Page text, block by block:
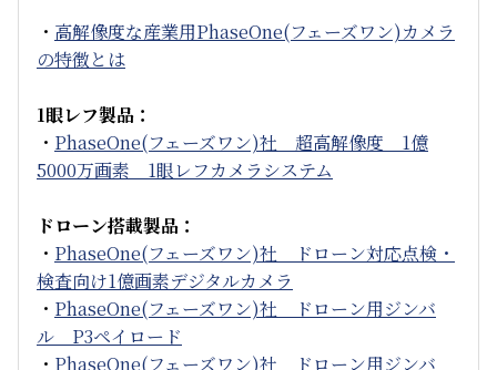
・ 高解像度な産業用PhaseOne(フェーズワン)カメラ
の特徴とは
1眼レフ製品：
・ PhaseOne(フェーズワン)社 超高解像度 1億
5000万画素 1眼レフカメラシステム
ドローン搭載製品：
・ PhaseOne(フェーズワン)社 ドローン対応点検・
検査向け1億画素デジタルカメラ
・ PhaseOne(フェーズワン)社 ドローン用ジンバ
ル P3ペイロード
・ PhaseOne(フェーズワン)社 ドローン用ジンバ